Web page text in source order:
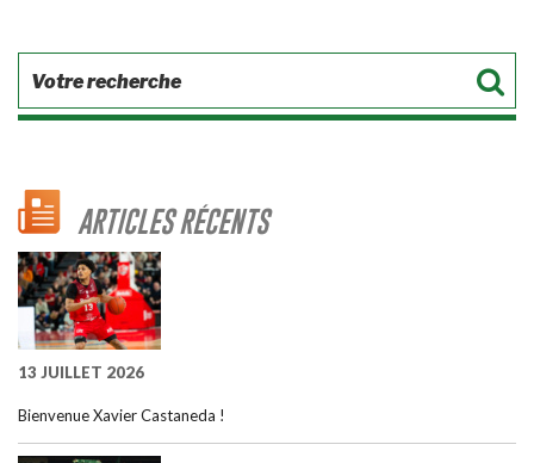
ARTICLES RÉCENTS
13 JUILLET 2026
Bienvenue Xavier Castaneda !